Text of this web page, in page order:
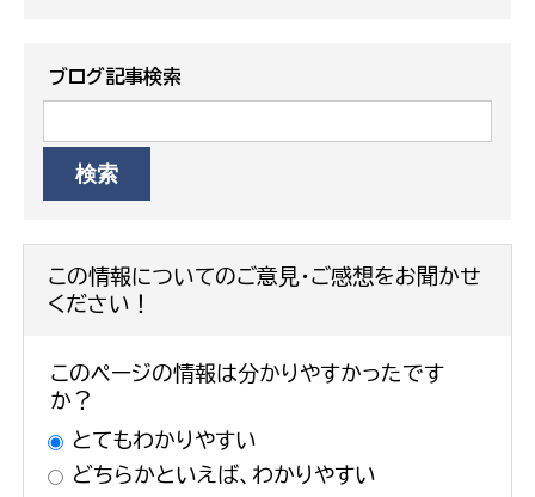
ブログ記事検索
この情報についてのご意見・ご感想をお聞かせ
ください！
このページの情報は分かりやすかったです
か？
とてもわかりやすい
どちらかといえば、わかりやすい